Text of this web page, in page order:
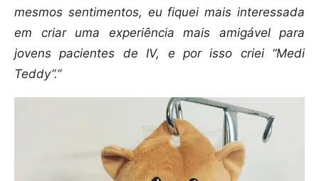
mesmos sentimentos, eu fiquei mais interessada
em criar uma experiência mais amigável para
jovens pacientes de IV, e por isso criei “Medi
Teddy”.”